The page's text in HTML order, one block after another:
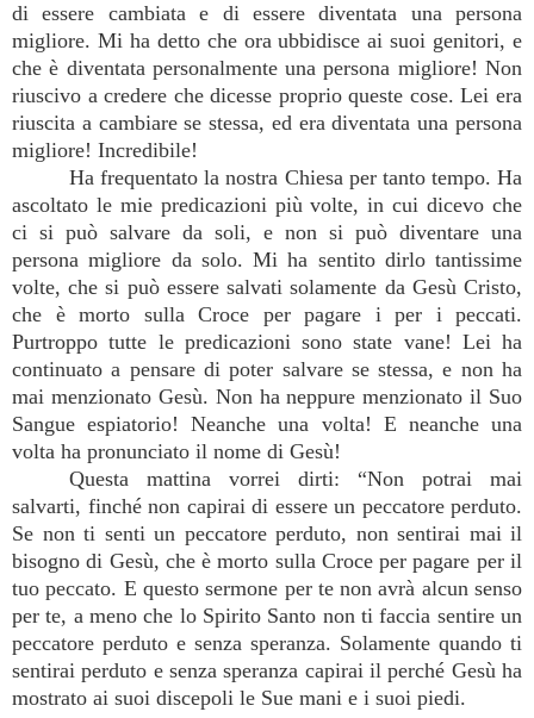
di essere cambiata e di essere diventata una persona
migliore. Mi ha detto che ora ubbidisce ai suoi genitori, e
che è diventata personalmente una persona migliore! Non
riuscivo a credere che dicesse proprio queste cose. Lei era
riuscita a cambiare se stessa, ed era diventata una persona
migliore! Incredibile!
Ha frequentato la nostra Chiesa per tanto tempo. Ha
ascoltato le mie predicazioni più volte, in cui dicevo che
ci si può salvare da soli, e non si può diventare una
persona migliore da solo. Mi ha sentito dirlo tantissime
volte, che si può essere salvati solamente da Gesù Cristo,
che è morto sulla Croce per pagare i per i peccati.
Purtroppo tutte le predicazioni sono state vane! Lei ha
continuato a pensare di poter salvare se stessa, e non ha
mai menzionato Gesù. Non ha neppure menzionato il Suo
Sangue espiatorio! Neanche una volta! E neanche una
volta ha pronunciato il nome di Gesù!
Questa mattina vorrei dirti: “Non potrai mai
salvarti, finché non capirai di essere un peccatore perduto.
Se non ti senti un peccatore perduto, non sentirai mai il
bisogno di Gesù, che è morto sulla Croce per pagare per il
tuo peccato. E questo sermone per te non avrà alcun senso
per te, a meno che lo Spirito Santo non ti faccia sentire un
peccatore perduto e senza speranza. Solamente quando ti
sentirai perduto e senza speranza capirai il perché Gesù ha
mostrato ai suoi discepoli le Sue mani e i suoi piedi.